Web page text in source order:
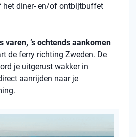
het diner- en/of ontbijtbuffet
varen, ’s ochtends aankomen
de ferry richting Zweden. De
je uitgerust wakker in
aanrijden naar je